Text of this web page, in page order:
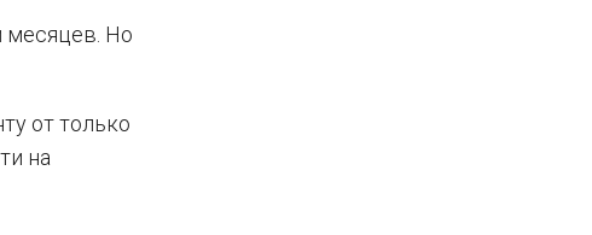
месяцев. Но
от только
на